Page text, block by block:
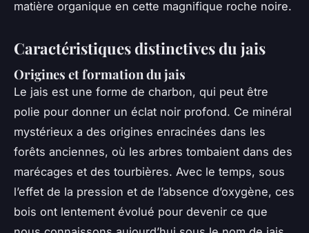
matière organique en cette magnifique roche noire.
Caractéristiques distinctives du jais
Origines et formation du jais
Le jais est une forme de charbon, qui peut être
polie pour donner un éclat noir profond. Ce minéral
mystérieux a des origines enracinées dans les
forêts anciennes, où les arbres tombaient dans des
marécages et des tourbières. Avec le temps, sous
l’effet de la pression et de l’absence d’oxygène, ces
bois ont lentement évolué pour devenir ce que